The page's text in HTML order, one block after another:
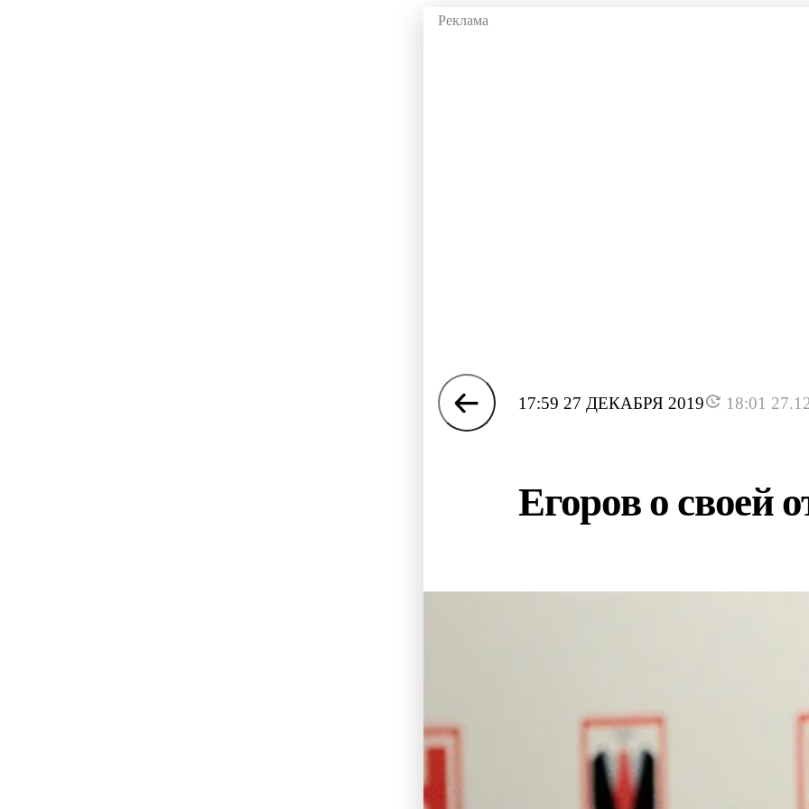
17:59 27 ДЕКАБРЯ 2019 18:01
Егоров о своей